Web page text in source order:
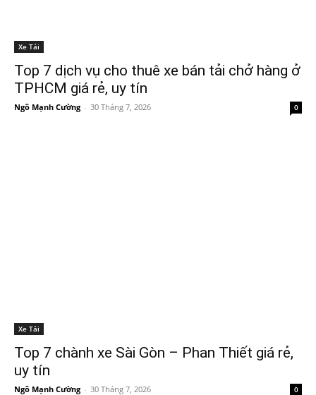
Xe Tải
Top 7 dịch vụ cho thuê xe bán tải chở hàng ở
TPHCM giá rẻ, uy tín
Ngô Mạnh Cường - 30 Tháng 7, 2026 0
Xe Tải
Top 7 chành xe Sài Gòn – Phan Thiết giá rẻ,
uy tín
Ngô Mạnh Cường - 30 Tháng 7, 2026 0